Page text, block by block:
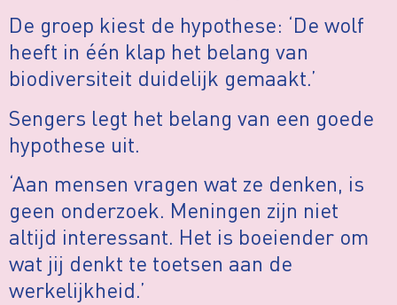
De groep kiest de hypothese: ‘De wolf
heeft in één klap het belang van
biodiversiteit duidelijk gemaakt.’
Sengers legt het belang van een goede
hypothese uit.
‘Aan mensen vragen wat ze denken, is
geen onderzoek. Meningen zijn niet
altijd interessant. Het is boeiender om
wat jij denkt te toetsen aan de
werkelijkheid.’